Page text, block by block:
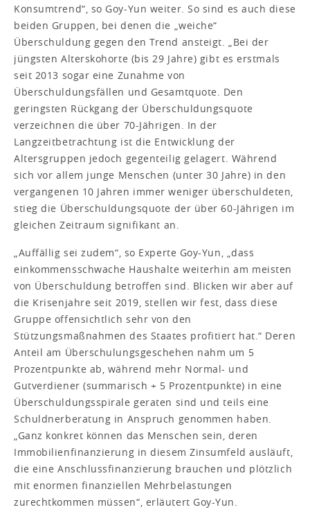
Konsumtrend“, so Goy-Yun weiter. So sind es auch diese
beiden Gruppen, bei denen die „weiche“
Überschuldung gegen den Trend ansteigt. „Bei der
jüngsten Alterskohorte (bis 29 Jahre) gibt es erstmals
seit 2013 sogar eine Zunahme von
Überschuldungsfällen und Gesamtquote. Den
geringsten Rückgang der Überschuldungsquote
verzeichnen die über 70-Jährigen. In der
Langzeitbetrachtung ist die Entwicklung der
Altersgruppen jedoch gegenteilig gelagert. Während
sich vor allem junge Menschen (unter 30 Jahre) in den
vergangenen 10 Jahren immer weniger überschuldeten,
stieg die Überschuldungsquote der über 60-Jährigen im
gleichen Zeitraum signifikant an.
„Auffällig sei zudem“, so Experte Goy-Yun, „dass
einkommensschwache Haushalte weiterhin am meisten
von Überschuldung betroffen sind. Blicken wir aber auf
die Krisenjahre seit 2019, stellen wir fest, dass diese
Gruppe offensichtlich sehr von den
Stützungsmaßnahmen des Staates profitiert hat.“ Deren
Anteil am Überschulungsgeschehen nahm um 5
Prozentpunkte ab, während mehr Normal- und
Gutverdiener (summarisch + 5 Prozentpunkte) in eine
Überschuldungsspirale geraten sind und teils eine
Schuldnerberatung in Anspruch genommen haben.
„Ganz konkret können das Menschen sein, deren
Immobilienfinanzierung in diesem Zinsumfeld ausläuft,
die eine Anschlussfinanzierung brauchen und plötzlich
mit enormen finanziellen Mehrbelastungen
zurechtkommen müssen“, erläutert Goy-Yun.